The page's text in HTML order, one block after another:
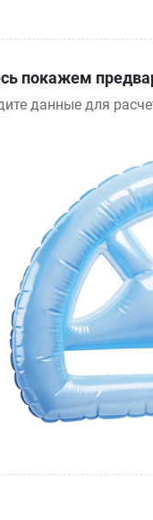
покажем
данные для